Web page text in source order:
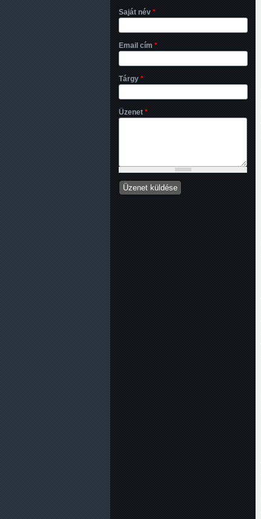
Saját név *
Email cím *
Tárgy *
Üzenet *